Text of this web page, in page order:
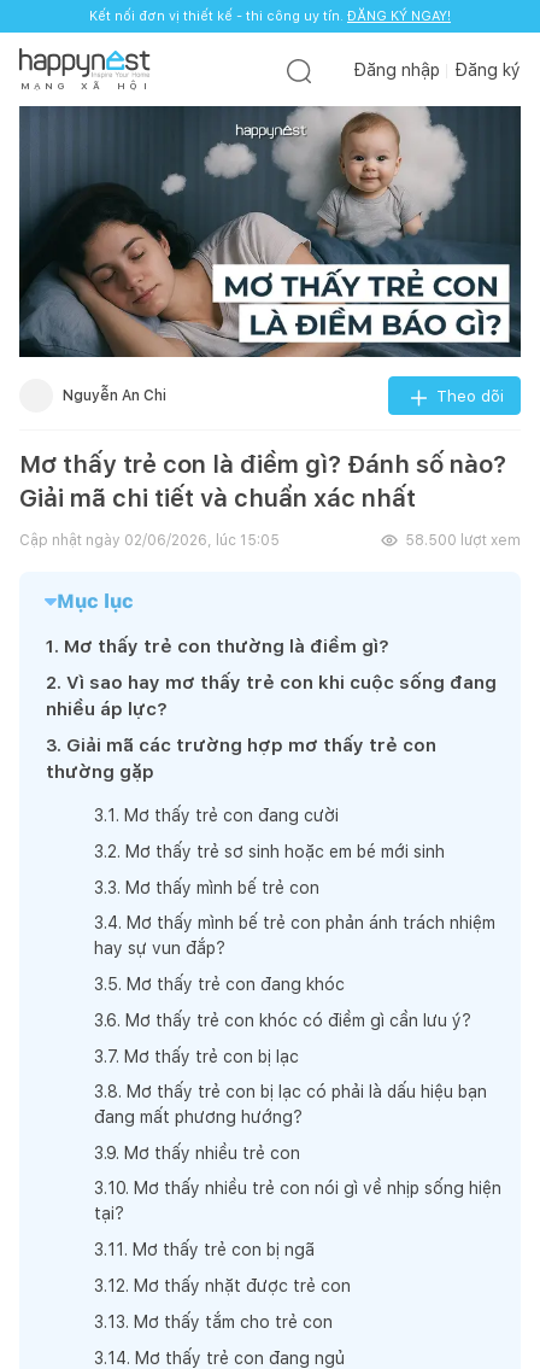
Kết nối đơn vị thiết kế - thi công uy tín. ĐĂNG KÝ NGAY!
M Ạ N G X Ã H Ộ I
Đăng nhập Đăng ký
Nguyễn An Chi Theo dõi
Mơ thấy trẻ con là điềm gì? Đánh số nào?
Giải mã chi tiết và chuẩn xác nhất
Cập nhật ngày 02/06/2026, lúc 15:05 58.500 lượt xem
Mục lục
1. Mơ thấy trẻ con thường là điềm gì?
2. Vì sao hay mơ thấy trẻ con khi cuộc sống đang
nhiều áp lực?
3. Giải mã các trường hợp mơ thấy trẻ con
thường gặp
3.1 . Mơ thấy trẻ con đang cười
3.2. Mơ thấy trẻ sơ sinh hoặc em bé mới sinh
3.3. Mơ thấy mình bế trẻ con
3.4. Mơ thấy mình bế trẻ con phản ánh trách nhiệm
hay sự vun đắp?
3.5. Mơ thấy trẻ con đang khóc
3.6. Mơ thấy trẻ con khóc có điềm gì cần lưu ý?
3.7. Mơ thấy trẻ con bị lạc
3.8. Mơ thấy trẻ con bị lạc có phải là dấu hiệu bạn
đang mất phương hướng?
3.9. Mơ thấy nhiều trẻ con
3.10. Mơ thấy nhiều trẻ con nói gì về nhịp sống hiện
tại?
3.11 . Mơ thấy trẻ con bị ngã
3.12. Mơ thấy nhặt được trẻ con
3.13. Mơ thấy tắm cho trẻ con
3.14. Mơ thấy trẻ con đang ngủ